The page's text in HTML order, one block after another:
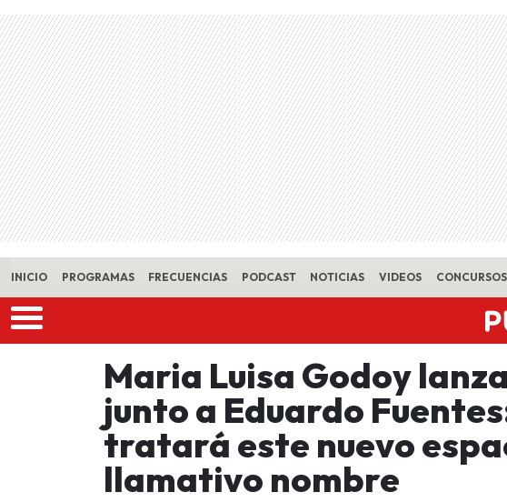
Skip to main content
INICIO PROGRAMAS FRECUENCIAS PODCAST NOTICIAS VIDEOS CONCURSOS
Maria Luisa Godoy
junto a Eduardo
tratará este nuevo
llamativo nombre